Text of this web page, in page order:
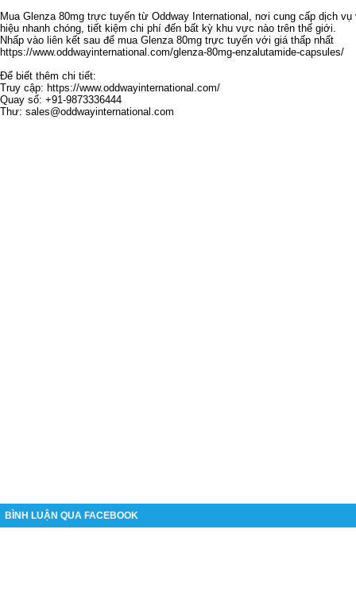
Mua Glenza 80mg trực tuyến từ Oddway International, nơi cung cấp dịch
hiệu nhanh chóng, tiết kiệm chi phí đến bất kỳ khu vực nào trên thế giới.
Nhấp vào liên kết sau để mua Glenza 80mg trực tuyến với giá thấp nhất
https://www.oddwayinternational.com/glenza-80mg-enzalutamide-capsules/
Để biết thêm chi tiết:
Truy cập: https://www.oddwayinternational.com/
Quay số: +91-9873336444
Thư: sales@oddwayinternational.com
BÌNH LUẬN QUA FACEBOOK